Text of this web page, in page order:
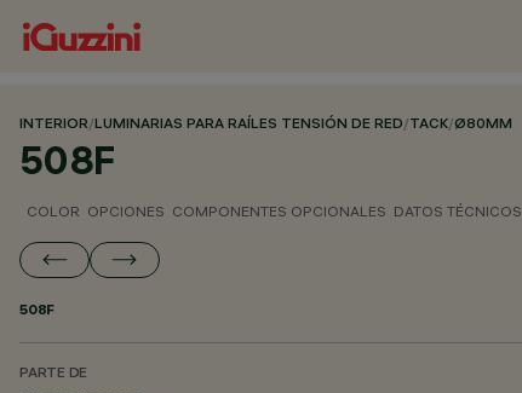
INTERIOR/LUMINARIAS PARA RAÍLES TENSIÓN DE RED/TACK/Ø80MM
508F
COLOR OPCIONES COMPONENTES OPCIONALES DATOS TÉCNICOS
508F
PARTE DE